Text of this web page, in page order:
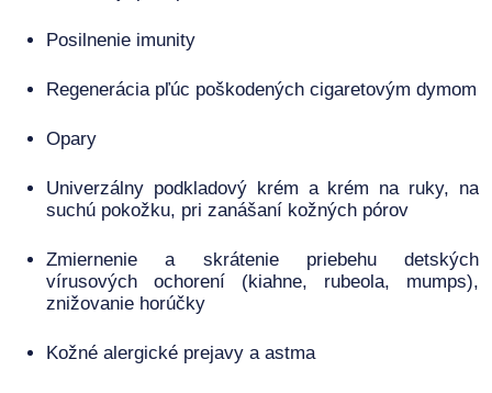
Posilnenie imunity
Regenerácia pľúc poškodených cigaretovým dymom
Opary
Univerzálny podkladový krém a krém na ruky, na
suchú pokožku, pri zanášaní kožných pórov
Zmiernenie a skrátenie priebehu detských
vírusových ochorení (kiahne, rubeola, mumps),
znižovanie horúčky
Kožné alergické prejavy a astma